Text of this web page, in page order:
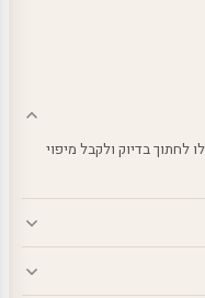
כך תוכלו לחתוך בדיוק ולקבל מיפוי